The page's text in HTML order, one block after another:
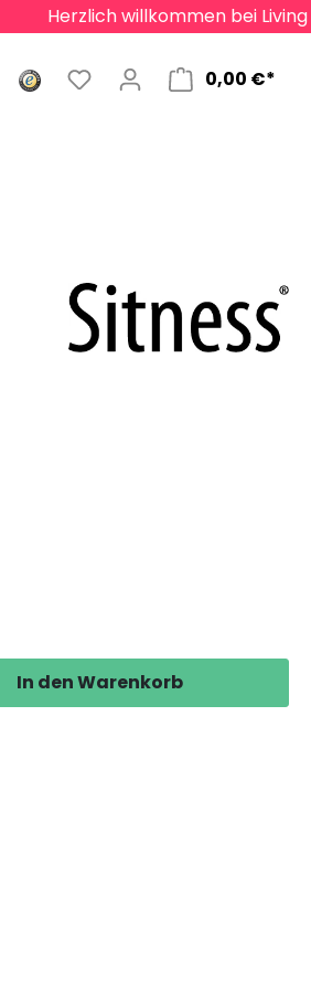
Herzlich willkommen bei Living
0,00 €*
In den Warenkorb